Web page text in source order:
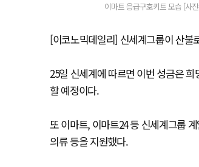
이마트 응급구호키트 모습 [사
[이코노믹데일리] 신세계그룹이 산불
25일 신세계에 따르면 이번 성금은
할 예정이다.
또 이마트, 이마트24 등 신세계그룹
의류 등을 지원했다.